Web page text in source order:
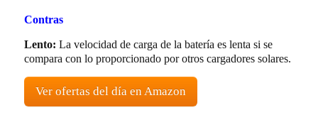
Contras
Lento: La velocidad de carga de la batería es lenta si se
compara con lo proporcionado por otros cargadores solares.
Ver ofertas del día en Amazon